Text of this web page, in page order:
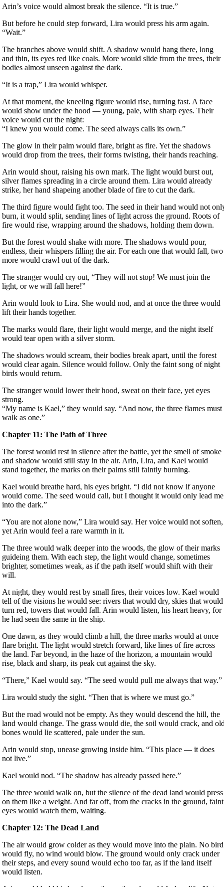
Arin’s voice would almost break the silence. “It is true.”
But before he could step forward, Lira would press his arm again.
“Wait.”
The branches above would shift. A shadow would hang there, long
and thin, its eyes red like coals. More would slide from the trees, their
bodies almost unseen against the dark.
“It is a trap,” Lira would whisper.
At that moment, the kneeling figure would rise, turning fast. A face
would show under the hood — young, pale, with sharp eyes. Their
voice would cut the night:
“I knew you would come. The seed always calls its own.”
The glow in their palm would flare, bright as fire. Yet the shadows
would drop from the trees, their forms twisting, their hands reaching.
Arin would shout, raising his own mark. The light would burst out,
silver flames spreading in a circle around them. Lira would already
strike, her hand shapeing another blade of fire to cut the dark.
The third figure would fight too. The seed in their hand would not
burn, it would split, sending lines of light across the ground. Roots of
fire would rise, wrapping around the shadows, holding them down.
But the forest would shake with more. The shadows would pour,
endless, their whispers filling the air. For each one that would fall, two
more would crawl out of the dark.
The stranger would cry out, “They will not stop! We must join the
light, or we will fall here!”
Arin would look to Lira. She would nod, and at once the three would
lift their hands together.
The marks would flare, their light would merge, and the night itself
would tear open with a silver storm.
The shadows would scream, their bodies break apart, until the forest
would clear again. Silence would follow. Only the faint song of night
birds would return.
The stranger would lower their hood, sweat on their face, yet eyes
strong.
“My name is Kael,” they would say. “And now, the three flames must
walk as one.”
Chapter 11: The Path of Three
The forest would rest in silence after the battle, yet the smell of smoke
and shadow would still stay in the air. Arin, Lira, and Kael would
stand together, the marks on their palms still faintly burning.
Kael would breathe hard, his eyes bright. “I did not know if anyone
would come. The seed would call, but I thought it would only lead me
into the dark.”
“You are not alone now,” Lira would say. Her voice would not soften,
yet Arin would feel a rare warmth in it.
The three would walk deeper into the woods, the glow of their marks
guideing them. With each step, the light would change, sometimes
brighter, sometimes weak, as if the path itself would shift with their
will.
At night, they would rest by small fires, their voices low. Kael would
tell of the visions he would see: rivers that would dry, skies that would
turn red, towers that would fall. Arin would listen, his heart heavy, for
he had seen the same in the ship.
One dawn, as they would climb a hill, the three marks would at once
flare bright. The light would stretch forward, like lines of fire across
the land. Far beyond, in the haze of the horizon, a mountain would
rise, black and sharp, its peak cut against the sky.
“There,” Kael would say. “The seed would pull me always that way.”
Lira would study the sight. “Then that is where we must go.”
But the road would not be empty. As they would descend the hill, the
land would change. The grass would die, the soil would crack, and
bones would lie scattered, pale under the sun.
Arin would stop, unease growing inside him. “This place — it does
not live.”
Kael would nod. “The shadow has already passed here.”
The three would walk on, but the silence of the dead land would press
on them like a weight. And far off, from the cracks in the ground, faint
eyes would watch them, waiting.
Chapter 12: The Dead Land
The air would grow colder as they would move into the plain. No bird
would fly, no wind would blow. The ground would only crack under
their steps, and every sound would echo too far, as if the land itself
would listen.